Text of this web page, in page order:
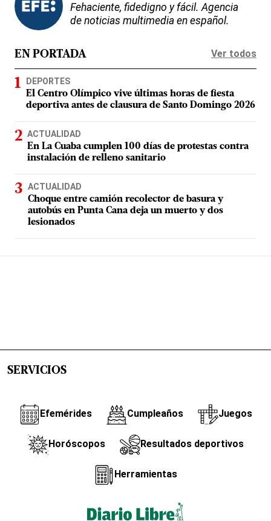
Fehaciente, fidedigno y fácil. Agencia
de noticias multimedia en español.
EN PORTADA Ver todos
DEPORTES
El Centro Olímpico vive últimas horas de fiesta
deportiva antes de clausura de Santo Domingo 2026
ACTUALIDAD
En La Cuaba cumplen 100 días de protestas contra
instalación de relleno sanitario
ACTUALIDAD
Choque entre camión recolector de basura y
autobús en Punta Cana deja un muerto y dos
lesionados
SERVICIOS
Efemérides Cumpleaños Juegos
Horóscopos Resultados deportivos
Herramientas